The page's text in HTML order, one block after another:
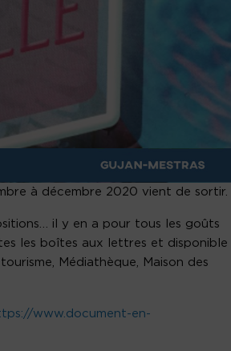
à décembre 2020 vient de sortir.
il y en a pour tous les goûts
les boîtes aux lettres et disponible
Médiathèque, Maison des
www.document-en-